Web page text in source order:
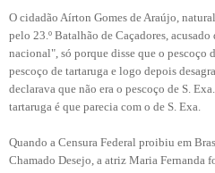
O cidadão Aírton Gomes de Araújo,
pelo 23.º Batalhão de Caçadores,
nacional", só porque disse que o pescoço
pescoço de tartaruga e logo depois
declarava que não era o pescoço de S.
tartaruga é que parecia com o de S. Exa.
Quando a Censura Federal proibiu em
Chamado Desejo, a atriz Maria Fernanda